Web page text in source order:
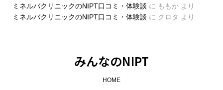
ミネルバクリニックのNIPT口コミ・体験談 に ももかより
ミネルバクリニックのNIPT口コミ・体験談 に クロタ より
みんなのNIPT
HOME